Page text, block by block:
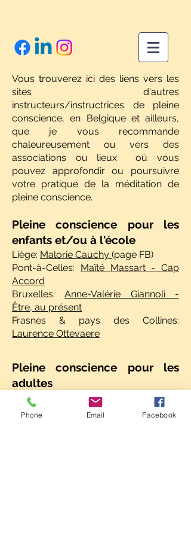
Vous trouverez ici des liens vers les
sites d'autres
instructeurs/instructrices de pleine
conscience, en Belgique et ailleurs,
que je vous recommande
chaleureusement ou vers des
associations ou lieux où vous
pouvez approfondir ou poursuivre
votre pratique de la méditation de
pleine conscience.
Pleine conscience pour les
enfants et/ou à l'école
Liège: Malorie Cauchy (page FB)
Pont-à-Celles: Maïté Massart - Cap
Accord
Bruxelles:Anne-Valérie Giannoli -
Être, au présent
Frasnes & pays des Collines:
Laurence Ottevaere
Pleine conscience pour les
adultes
Pont-à-Celles:
Maïté Massart - Cap
Accord
Phone Email Facebook